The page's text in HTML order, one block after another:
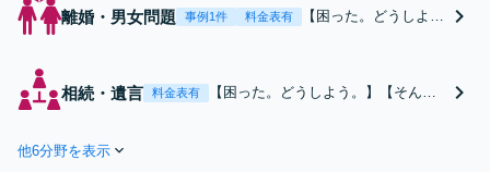
離婚・男女問題 事例1件 料金表有
【困った。どうしよ
を】【24時まで電話相
談OK】【あなたの悩
相続・遺言 料金表有
【困った。どうしよう。】【そんな
他6分野を表示